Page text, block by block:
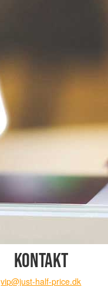
KONTAKT
vip@just-half-price.dk